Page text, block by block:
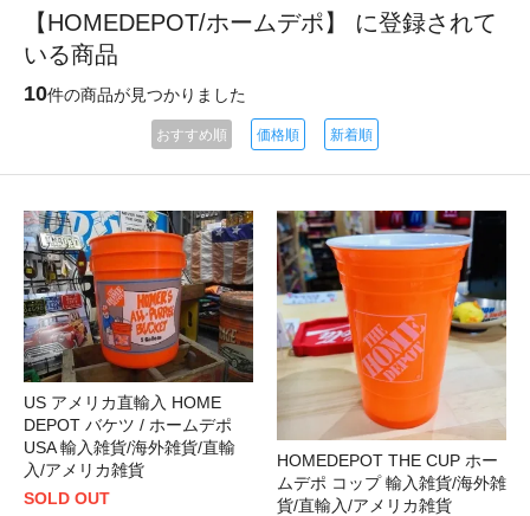
【HOMEDEPOT/ホームデポ】 に登録されて
いる商品
10件の商品が見つかりました
おすすめ順 価格順 新着順
US アメリカ直輸入 HOME
DEPOT バケツ / ホームデポ
USA 輸入雑貨/海外雑貨/直輸
入/アメリカ雑貨
SOLD OUT
HOMEDEPOT THE CUP ホー
ムデポ コップ 輸入雑貨/海外雑
貨/直輸入/アメリカ雑貨